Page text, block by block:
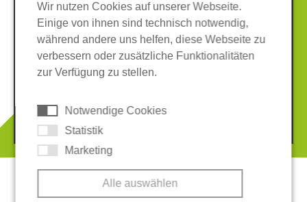
© 2026 REGUPOL Germany GmbH & Co. KG
Wir nutzen Cookies auf unserer Webseite.
Einige von ihnen sind technisch notwendig,
während andere uns helfen, diese Webseite zu
verbessern oder zusätzliche Funktionalitäten
zur Verfügung zu stellen.
Notwendige Cookies
Statistik
Marketing
Alle auswählen